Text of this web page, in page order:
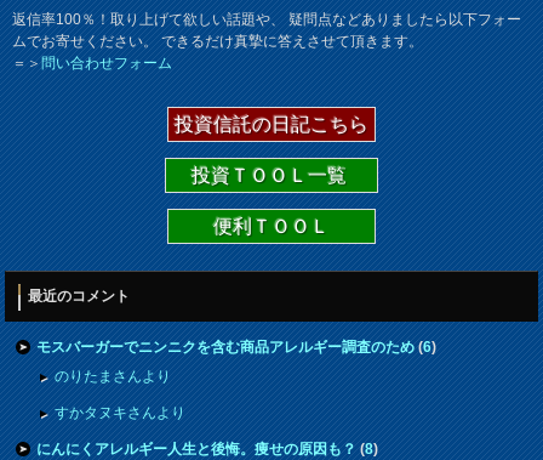
返信率100％！取り上げて欲しい話題や、 疑問点などありましたら以下フォー
ムでお寄せください。 できるだけ真摯に答えさせて頂きます。
＝＞問い合わせフォーム
投資信託の日記こちら
投資ＴＯＯＬ一覧
便利ＴＯＯＬ
最近のコメント
モスバーガーでニンニクを含む商品アレルギー調査のため(6)
のりたまさんより
すかタヌキさんより
にんにくアレルギー人生と後悔。痩せの原因も？(8)